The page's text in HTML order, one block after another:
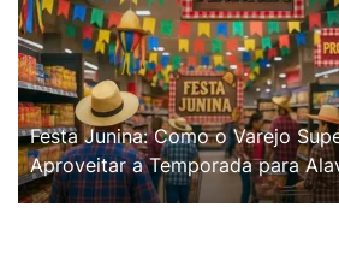
Festa Junina: Como o Varejo
Aproveitar a Temporada para